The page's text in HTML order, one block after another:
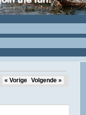
« Vorige Volgende »